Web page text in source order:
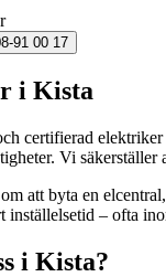
91 00 17
i Kista
certifierad
Vi
att byta en
inställelsetid – ofta
i Kista?